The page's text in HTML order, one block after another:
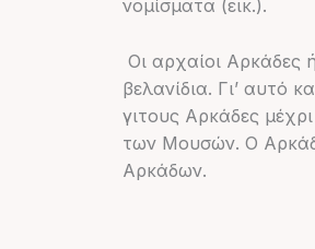
νομίσματα (εικ.).
Οι αρχαίοι Αρκάδες
βελανίδια. Γι’ αυτό
γιτους Αρκάδες
των Μουσών. Ο
Αρκάδων.